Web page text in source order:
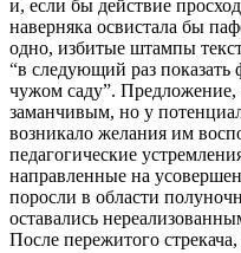
и, если бы действие
наверняка освистала бы
одно, избитые штампы
“в следующий раз показать
чужом саду”. Предложение,
заманчивым, но у
возникало желания им
педагогические
направленные на
поросли в области
оставались
После пережитого